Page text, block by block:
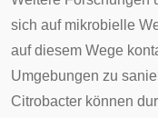
sich auf mikrobielle
auf diesem Wege
Umgebungen zu
Citrobacter können